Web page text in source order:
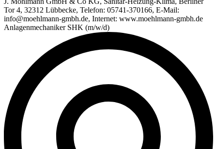
Tor 4, 32312 Lübbecke, Telefon: 05741-370166, E-Mail:
info@moehlmann-gmbh.de, Internet: www.moehlmann-gmbh.de
Anlagenmechaniker SHK (m/w/d)